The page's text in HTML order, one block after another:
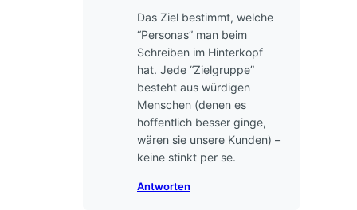
Das Ziel bestimmt, welche
“Personas” man beim
Schreiben im Hinterkopf
hat. Jede “Zielgruppe”
besteht aus würdigen
Menschen (denen es
hoffentlich besser ginge,
wären sie unsere Kunden) –
keine stinkt per se.
Antworten